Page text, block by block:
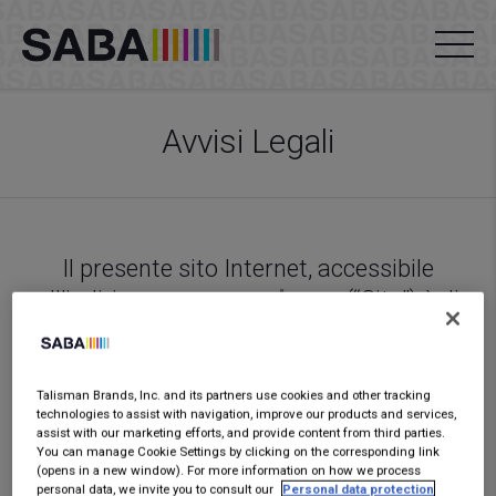
Avvisi Legali
Il presente sito Internet, accessibile
all’indirizzowww.mysaba.eu(“Sito”) è di
proprietà della società Talisman Brands,
company incorporated under the laws of
Delaware, United States of America, la cui
sede legale si trova al numero 1013
Centre Road, Suite 403-B, City of
Talisman Brands, Inc. and its partners use cookies and other tracking
technologies to assist with navigation, improve our products and services,
assist with our marketing efforts, and provide content from third parties.
You can manage Cookie Settings by clicking on the corresponding link
(opens in a new window). For more information on how we process
personal data, we invite you to consult our
Personal data protection